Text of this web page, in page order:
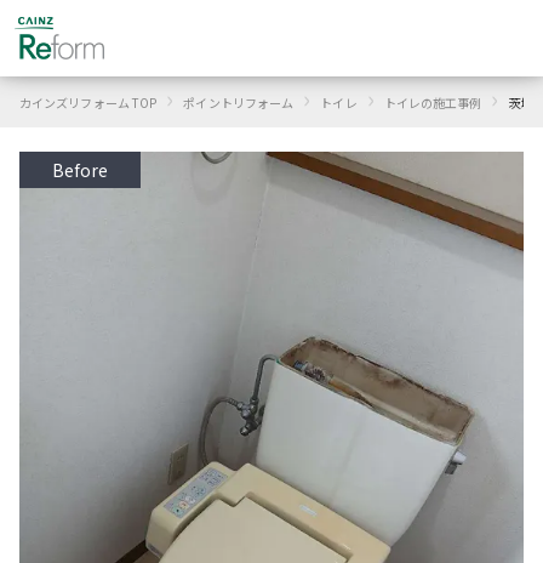
カインズリフォーム TOP › ポイントリフォーム › トイレ › トイレの施工事例 › 茨城
Before